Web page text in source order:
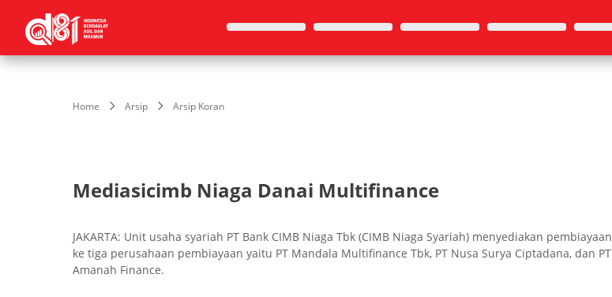
Home Arsip Arsip Koran
Mediasicimb Niaga Danai Multifinance
JAKARTA: Unit usaha syariah PT Bank CIMB Niaga Tbk (CIMB Niaga Syariah) menyediakan pembiayaan
ke tiga perusahaan pembiayaan yaitu PT Mandala Multifinance Tbk, PT Nusa Surya Ciptadana, dan PT
Amanah Finance.